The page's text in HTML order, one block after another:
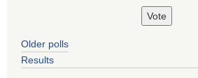
Older polls
Results